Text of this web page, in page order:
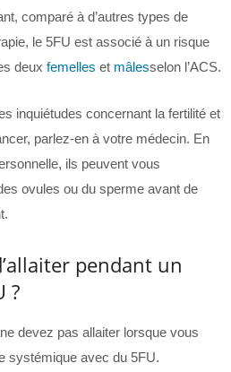
comparé à d’autres types de
le 5FU est associé à un risque
deux femelles et mâlesselon l’ACS.
inquiétudes concernant la fertilité et
parlez-en à votre médecin. En
ils peuvent vous
ovules ou du sperme avant de
pendant un
?
devez pas allaiter lorsque vous
systémique avec du 5FU.